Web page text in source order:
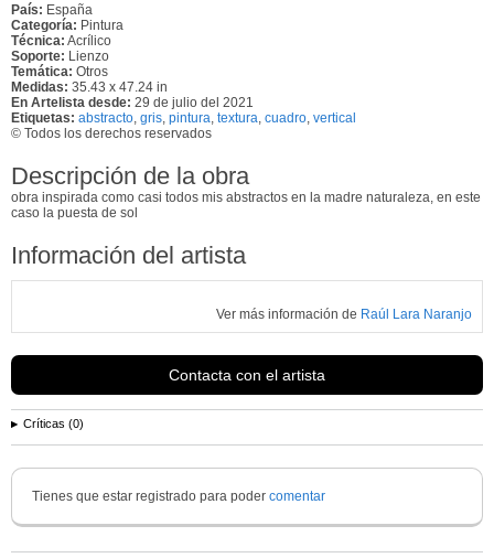
País: España
Categoría: Pintura
Técnica: Acrílico
Soporte: Lienzo
Temática: Otros
Medidas: 35.43 x 47.24 in
En Artelista desde: 29 de julio del 2021
Etiquetas: abstracto, gris, pintura, textura, cuadro, vertical
© Todos los derechos reservados
Descripción de la obra
obra inspirada como casi todos mis abstractos en la madre naturaleza, en este
caso la puesta de sol
Información del artista
Ver más información de Raúl Lara Naranjo
Contacta con el artista
Críticas (0)
Tienes que estar registrado para poder comentar